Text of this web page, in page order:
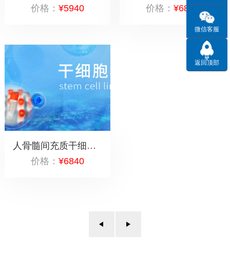
价格：¥5940
价格： ¥6840
人骨髓间充质干细胞（P2代）2管×10^6
价格：¥6840
微信客服
返回顶部